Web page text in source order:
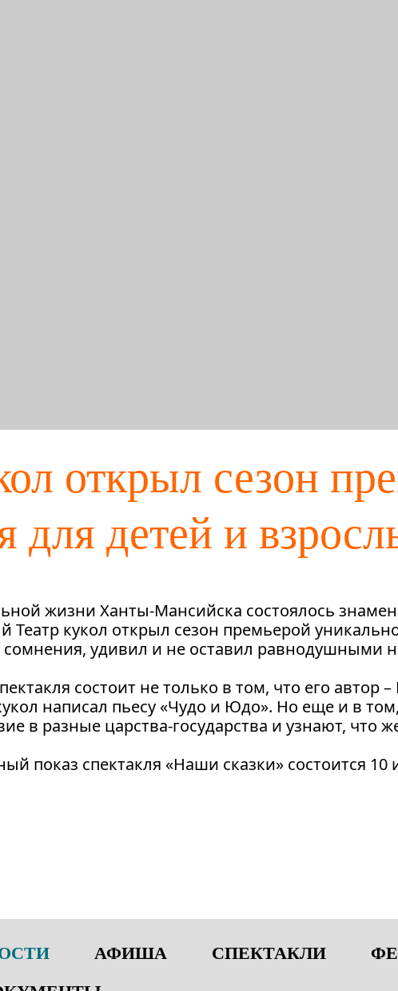
открыл сезон
для детей и
жизни Ханты-Мансийска состоялось
кукол открыл сезон премьерой
сомнения, удивил и не оставил равнодушными
состоит не только в том, что его
написал пьесу «Чудо и Юдо». Но еще и в
в разные царства-государства и узнают,
показ спектакля «Наши сказки» состоится 10
АФИША СПЕКТАКЛИ